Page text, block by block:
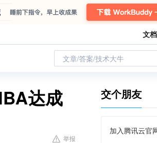
文档
文章/答案/技术大牛
达成
举报
交个朋友
加入腾讯云官